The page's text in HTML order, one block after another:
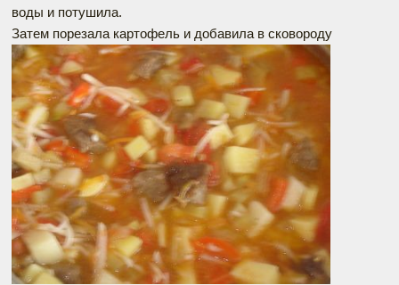
воды и потушила.
Затем порезала картофель и добавила в сковороду